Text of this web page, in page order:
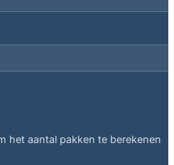
het aantal pakken te berekenen